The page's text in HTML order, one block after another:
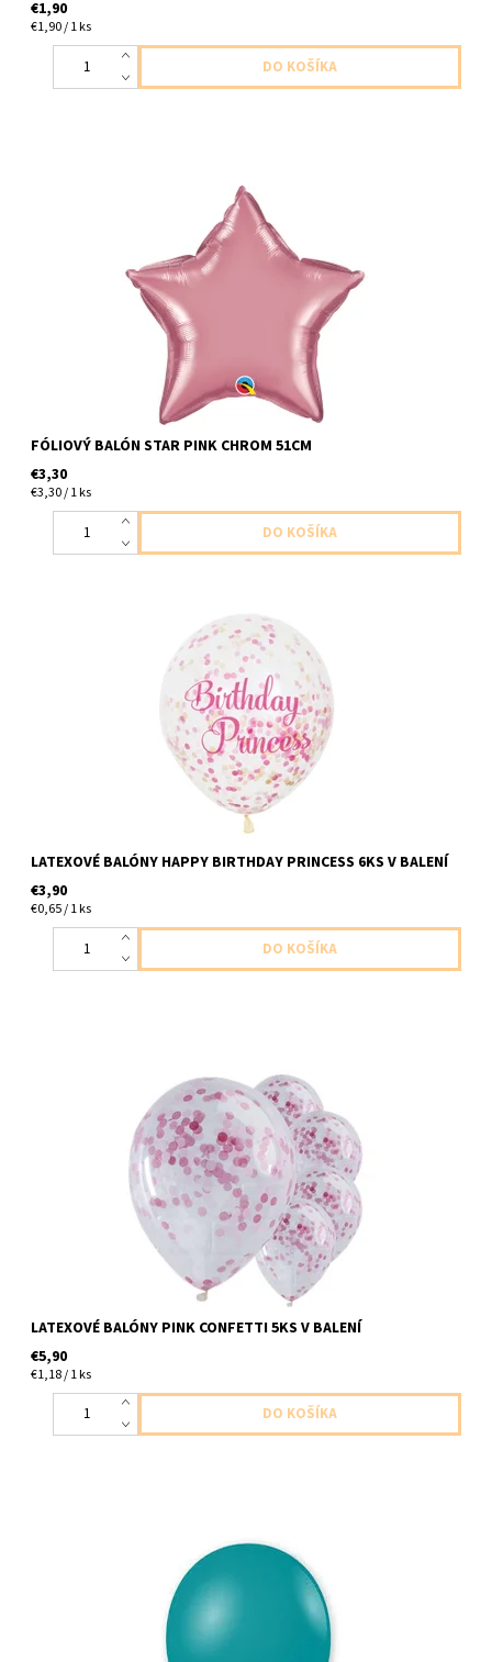
€1,90
€1,90 / 1 ks
fóliový balon v tvare hviezdy chromovo ruzova 1ks v baleni
velkost 51cm dodavame nenafukane
FÓLIOVÝ BALÓN STAR PINK CHROM 51CM
€3,30
€3,30 / 1 ks
latexove balony cire s napisom birthday princes s ruzovo zlatymi
konfetami 6ks v balení sucastou balenie je lievik na napln balona
velkost 27,5cm dodavame nenafukane
LATEXOVÉ BALÓNY HAPPY BIRTHDAY PRINCESS 6KS V BALENÍ
€3,90
€0,65 / 1 ks
latexový balón ciry s ruzovymi konfetami 5ks v balení velkost do
30cm dodavame nenafukane
LATEXOVÉ BALÓNY PINK CONFETTI 5KS V BALENÍ
€5,90
€1,18 / 1 ks
latexovy balon ,,11,, aquamarinova- zelono modra 1ks v baleni
velkosť do cca 28cm dodavame nenafukany